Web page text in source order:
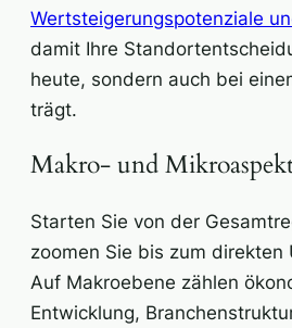
Wertsteigerungspotenziale
damit Ihre
heute, sondern auch bei
trägt.
Makro- und
Starten Sie von der
zoomen Sie bis zum direkten
Auf Makroebene zählen
Entwicklung,